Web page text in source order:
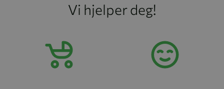
Vi hjelper deg!